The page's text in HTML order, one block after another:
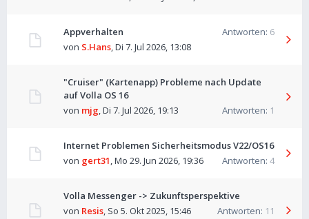
Appverhalten Antworten: 6
von S.Hans,Di 7. Jul 2026, 13:08
"Cruiser" (Kartenapp) Probleme nach Update
auf Volla OS 16
Antworten: 1
von mjg,Di 7. Jul 2026, 19:13
Internet Problemen Sicherheitsmodus V22/OS16
Antworten: 4
von gert31,Mo 29. Jun 2026, 19:36
Volla Messenger -> Zukunftsperspektive
Antworten: 11
von Resis, So 5. Okt 2025, 15:46